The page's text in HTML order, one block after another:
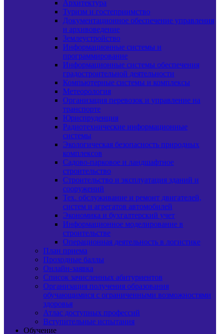
Архитектура
Туризм и гостеприимство
Документационное обеспечение управления
и архивоведение
Землеустройство
Информационные системы и
программирование
Информационные системы обеспечения
градостроительной деятельности
Компьютерные системы и комплексы
Метеорология
Организация перевозок и управление на
транспорте
Юриспруденция
Радиотехнические информационные
системы
Экологическая безопасность природных
комплексов
Садово-парковое и ландшафтное
строительство
Строительство и эксплуатация зданий и
сооружений
Тех. обслуживание и ремонт двигателей,
систем и агрегатов автомобилей
Экономика и бухгалтерский учет
Информационное моделирование в
строительстве
Операционная деятельность в логистике
План приема
Проходные баллы
Онлайн-заявка
Список зачисленных абитуриентов
Организация получения образования
обучающимися с ограниченными возможностями
здоровья
Атлас доступных профессий
Вступительные испытания
Обучение